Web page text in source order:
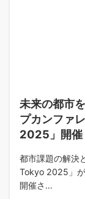
未来の都市
プカンファ
2025」開催
都市課題の解決
Tokyo 2025」
開催さ…